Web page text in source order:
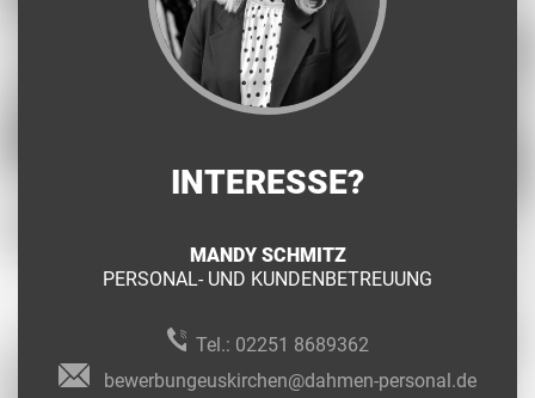
INTERESSE?
MANDY SCHMITZ
PERSONAL- UND KUNDENBETREUUNG
Tel.: 02251 8689362
bewerbungeuskirchen@dahmen-personal.de